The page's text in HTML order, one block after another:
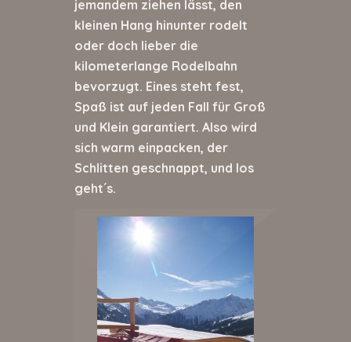
jemandem ziehen lässt, den
kleinen Hang hinunter rodelt
oder doch lieber die
kilometerlange Rodelbahn
bevorzugt. Eines steht fest,
Spaß ist auf jeden Fall für Groß
und Klein garantiert. Also wird
sich warm einpacken, der
Schlitten geschnappt, und los
geht´s.